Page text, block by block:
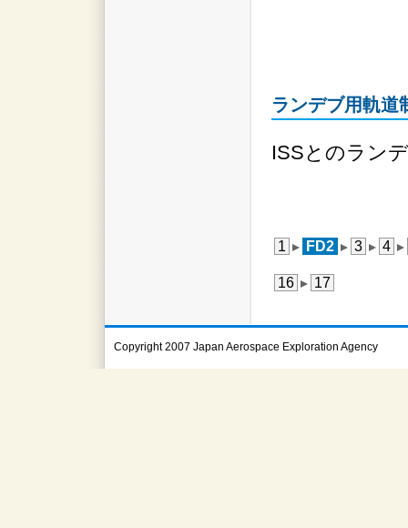
ランデブ用軌道
ISSとのラン
1 FD2 3 4
16 17
Copyright 2007 Japan Aerospace Exploration Agency